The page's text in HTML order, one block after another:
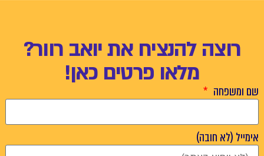
רוצה להנציח את יואב רוור?
מלאו פרטים כאן!
שם ומשפחה
אימייל (לא חובה)